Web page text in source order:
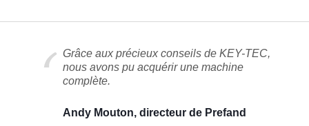
Grâce aux précieux conseils de KEY-TEC,
nous avons pu acquérir une machine
complète.
Andy Mouton, directeur de Prefand